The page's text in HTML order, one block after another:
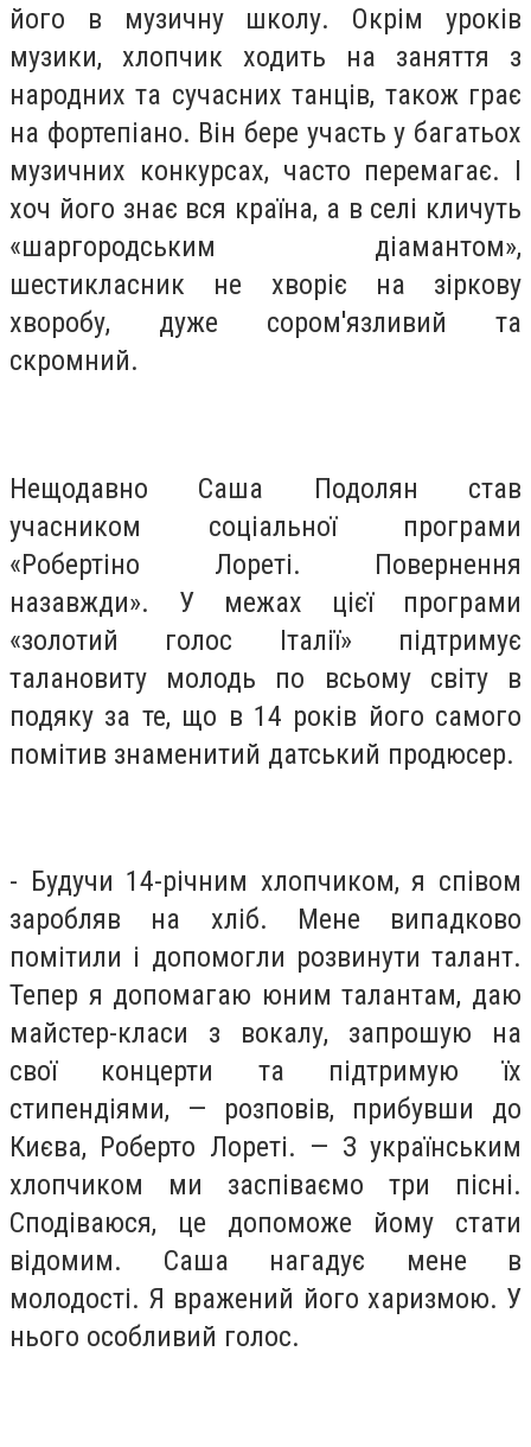
його в музичну школу. Окрім уроків
музики, хлопчик ходить на заняття з
народних та сучасних танців, також грає
на фортепіано. Він бере участь у багатьох
музичних конкурсах, часто перемагає. І
хоч його знає вся країна, а в селі кличуть
«шаргородським діамантом»,
шестикласник не хворіє на зіркову
хворобу, дуже сором'язливий та
скромний.
Нещодавно Саша Подолян став
учасником соціальної програми
«Робертіно Лореті. Повернення
назавжди». У межах цієї програми
«золотий голос Італії» підтримує
талановиту молодь по всьому світу в
подяку за те, що в 14 років його самого
помітив знаменитий датський продюсер.
- Будучи 14-річним хлопчиком, я співом
заробляв на хліб. Мене випадково
помітили і допомогли розвинути талант.
Тепер я допомагаю юним талантам, даю
майстер-класи з вокалу, запрошую на
свої концерти та підтримую їх
стипендіями, — розповів, прибувши до
Києва, Роберто Лореті. — З українським
хлопчиком ми заспіваємо три пісні.
Сподіваюся, це допоможе йому стати
відомим. Саша нагадує мене в
молодості. Я вражений його харизмою. У
нього особливий голос.